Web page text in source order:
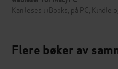
Kan leses i iBooks, på PC, Kindle
Flere bøker av